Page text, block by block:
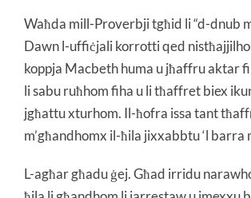
Waħda mill-Proverbji tgħid li “d-dnub
Dawn l-uffiċjali korrotti qed
koppja Macbeth huma u jħaffru aktar
li sabu ruħhom fiha u li tħaffret biex
jgħattu xturhom. Il-ħofra issa tant
m’għandhomx il-ħila jixxabbtu ‘l barra
L-agħar għadu ġej. Għad irridu